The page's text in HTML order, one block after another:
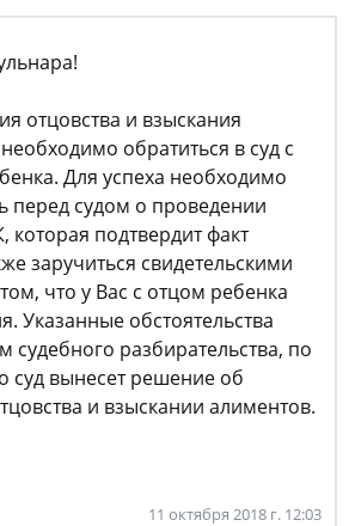
отцовства и взыскания
обратиться в суд с
Для успеха необходимо
перед судом о проведении
которая подтвердит факт
заручиться свидетельскими
что у Вас с отцом ребенка
Указанные обстоятельства
судебного разбирательства, по
суд вынесет решение об
и взыскании алиментов.
11 октября 2018 г. 12:03